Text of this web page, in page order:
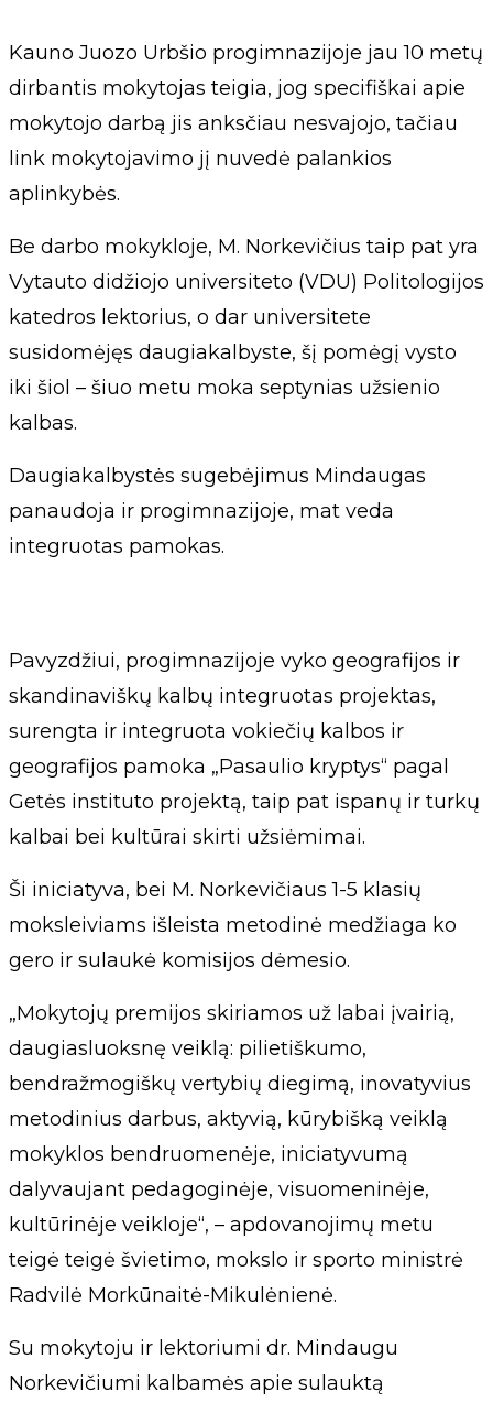
Kauno Juozo Urbšio progimnazijoje jau 10 metų
dirbantis mokytojas teigia, jog specifiškai apie
mokytojo darbą jis anksčiau nesvajojo, tačiau
link mokytojavimo jį nuvedė palankios
aplinkybės.
Be darbo mokykloje, M. Norkevičius taip pat yra
Vytauto didžiojo universiteto (VDU) Politologijos
katedros lektorius, o dar universitete
susidomėjęs daugiakalbyste, šį pomėgį vysto
iki šiol – šiuo metu moka septynias užsienio
kalbas.
Daugiakalbystės sugebėjimus Mindaugas
panaudoja ir progimnazijoje, mat veda
integruotas pamokas.
Pavyzdžiui, progimnazijoje vyko geografijos ir
skandinaviškų kalbų integruotas projektas,
surengta ir integruota vokiečių kalbos ir
geografijos pamoka „Pasaulio kryptys“ pagal
Getės instituto projektą, taip pat ispanų ir turkų
kalbai bei kultūrai skirti užsiėmimai.
Ši iniciatyva, bei M. Norkevičiaus 1-5 klasių
moksleiviams išleista metodinė medžiaga ko
gero ir sulaukė komisijos dėmesio.
„Mokytojų premijos skiriamos už labai įvairią,
daugiasluoksnę veiklą: pilietiškumo,
bendražmogiškų vertybių diegimą, inovatyvius
metodinius darbus, aktyvią, kūrybišką veiklą
mokyklos bendruomenėje, iniciatyvumą
dalyvaujant pedagoginėje, visuomeninėje,
kultūrinėje veikloje“, – apdovanojimų metu
teigė teigė švietimo, mokslo ir sporto ministrė
Radvilė Morkūnaitė-Mikulėnienė.
Su mokytoju ir lektoriumi dr. Mindaugu
Norkevičiumi kalbamės apie sulauktą